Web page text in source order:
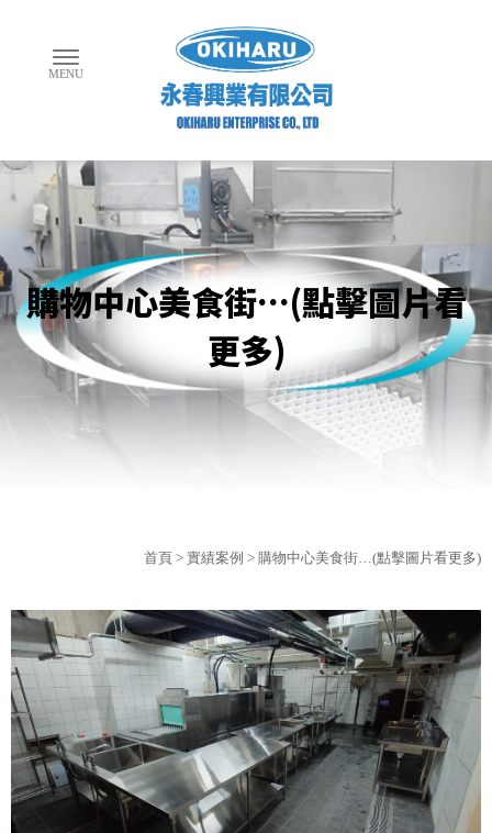
購物中心美食街…(點擊圖片看
更多)
首頁 > 實績案例 > 購物中心美食街…(點擊圖片看更多)